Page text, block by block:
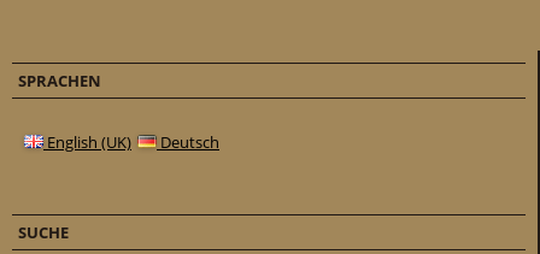
SPRACHEN
English (UK) Deutsch
SUCHE